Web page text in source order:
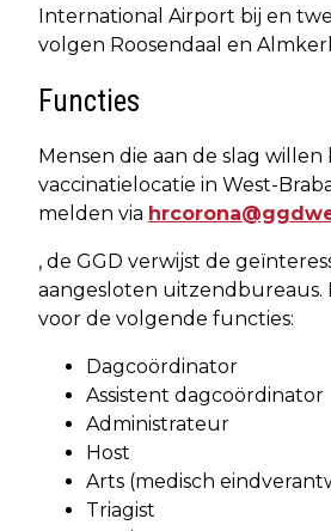
International Airport bij en
volgen Roosendaal en
Functies
Mensen die aan de slag willen
vaccinatielocatie in West-
melden via
, de GGD verwijst de
aangesloten uitzendbureaus.
voor de volgende functies:
Dagcoördinator
Assistent dagcoördinator
Administrateur
Host
Arts (medisch
Triagist